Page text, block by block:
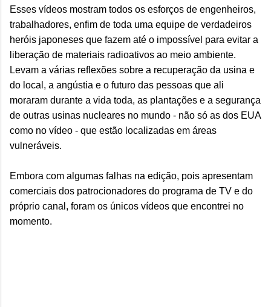
Esses vídeos mostram todos os esforços de engenheiros,
trabalhadores, enfim de toda uma equipe de verdadeiros
heróis japoneses que fazem até o impossível para evitar a
liberação de materiais radioativos ao meio ambiente.
Levam a várias reflexões sobre a recuperação da usina e
do local, a angústia e o futuro das pessoas que ali
moraram durante a vida toda, as plantações e a segurança
de outras usinas nucleares no mundo - não só as dos EUA
como no vídeo - que estão localizadas em áreas
vulneráveis.
Embora com algumas falhas na edição, pois apresentam
comerciais dos patrocionadores do programa de TV e do
próprio canal, foram os únicos vídeos que encontrei no
momento.